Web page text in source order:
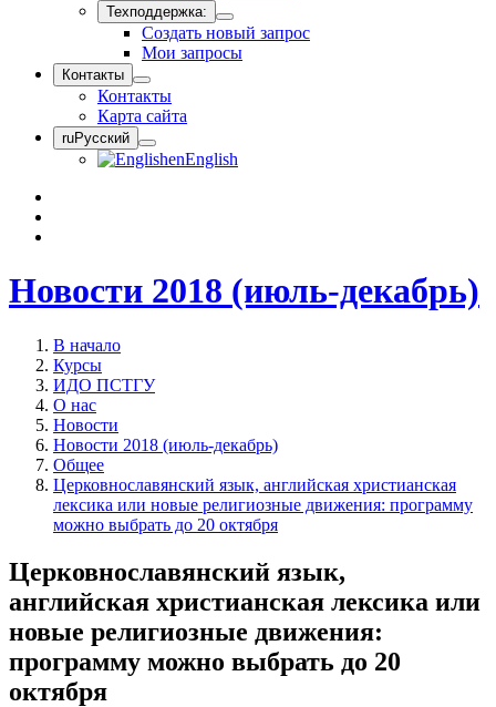
Техподдержка:
Создать новый запрос
Мои запросы
Контакты
Контакты
Карта сайта
ruРусский
enEnglish
Новости 2018 (июль-декабрь)
В начало
Курсы
ИДО ПСТГУ
О нас
Новости
Новости 2018 (июль-декабрь)
Общее
Церковнославянский язык, английская христианская
лексика или новые религиозные движения: программу
можно выбрать до 20 октября
Церковнославянский язык,
английская христианская лексика или
новые религиозные движения:
программу можно выбрать до 20
октября